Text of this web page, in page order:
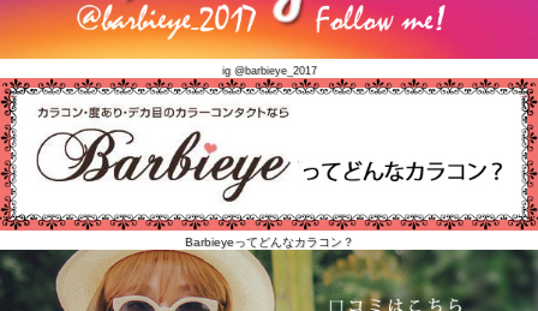
ig @barbieye_2017
Barbieyeってどんなカラコン？